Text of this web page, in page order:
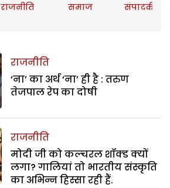
राजनीति समाज संपादकीय
राजनीति
‘ना’ का अर्थ ‘ना’ ही है : तरुण
तेजपाल रेप का दोषी
राजनीति
मोदी जी को कल्चरल शॉक्ड क्यों
लगा? गालियां तो भारतीय संस्कृति
का अभिन्न हिस्सा रही हैं.